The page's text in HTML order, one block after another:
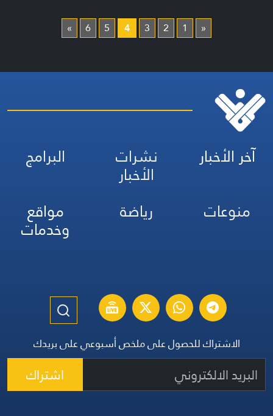
«
1
2
3
4
5
6
»
آخر الأخبار نشرات
الأخبار
البرامج
منوعات
رياضة مواقع
وخدمات
الاشتراك للحصول على ملخص أسبوعي على بريدك
اشتراك